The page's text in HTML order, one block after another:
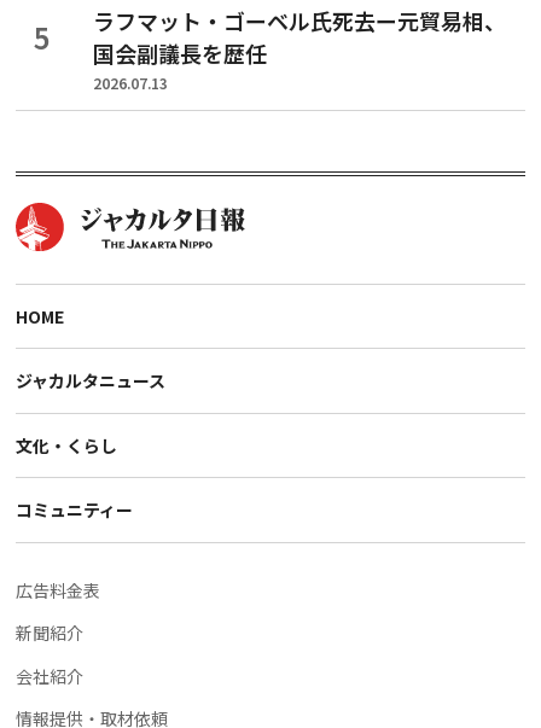
ラフマット・ゴーベル氏死去ー元貿易相、
国会副議長を歴任
2026.07.13
HOME
ジャカルタニュース
文化・くらし
コミュニティー
広告料金表
新聞紹介
会社紹介
情報提供・取材依頼